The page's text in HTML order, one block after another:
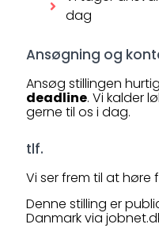
dag
Ansøgning og
Ansøg stillingen
deadline. Vi kalder
gerne til os i dag.
tlf.
Vi ser frem til at høre
Denne stilling er
Danmark via